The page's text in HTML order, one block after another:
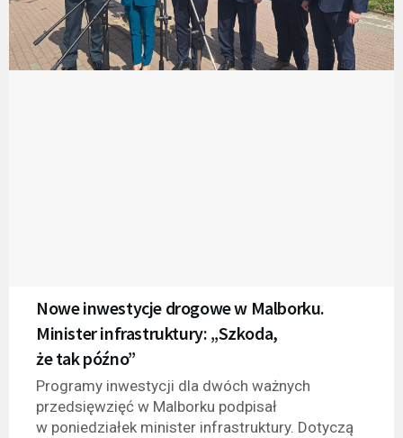
Nowe inwestycje drogowe w Malborku.
Minister infrastruktury: „Szkoda,
że tak późno”
Programy inwestycji dla dwóch ważnych
przedsięwzięć w Malborku podpisał
w poniedziałek minister infrastruktury. Dotyczą